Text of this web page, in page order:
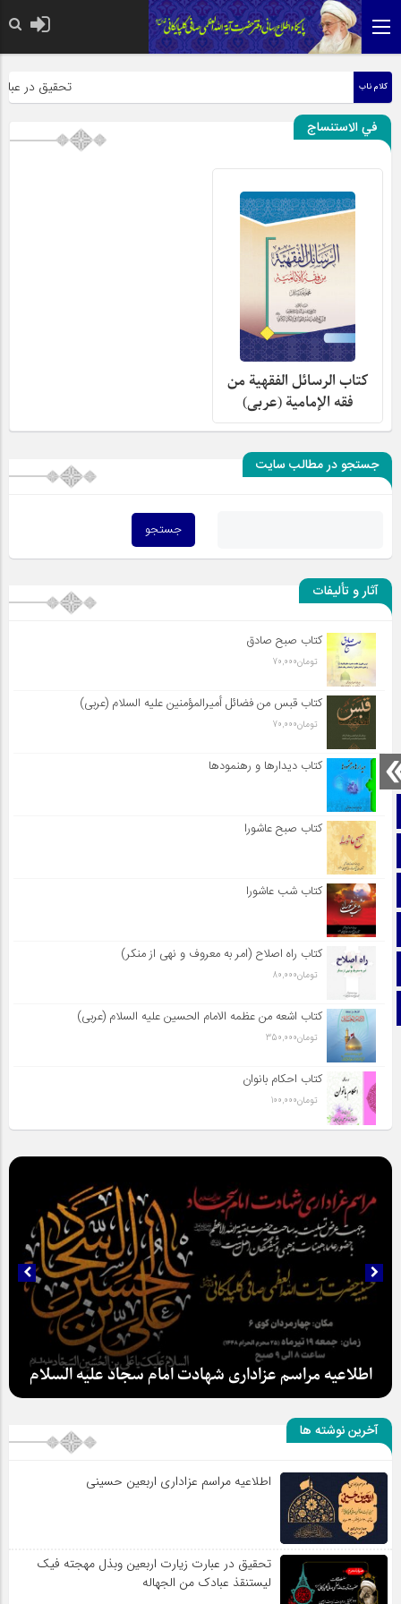
صفحه نخست
تماس با ما
آپارات
اینستاگرام
تلگرام
کلام ناب تحقیق در
في الاستنساج
کتاب الرسائل الفقهیة من
فقه الإمامیة (عربی)
جستجو در مطالب سایت
آثار و تألیفات
کتاب صبح صادق
تومان70,000
کتاب قبس من فضائل أميرالمؤمنين علیه السلام (عربی)
تومان70,000
کتاب دیدارها و رهنمودها
کتاب صبح عاشورا
کتاب شب عاشورا
کتاب راه اصلاح (امر به معروف و نهی از منکر)
تومان80,000
کتاب اشعه من عظمه الامام الحسین علیه السلام (عربی)
تومان350,000
کتاب احکام بانوان
تومان100,000
آخرین نوشته ها
اطلاعیه مراسم عزاداری اربعین حسینی
تحقیق در عبارت زیارت اربعین وبذل مهجته فیک
لیستنقذ عبادک من الجهاله